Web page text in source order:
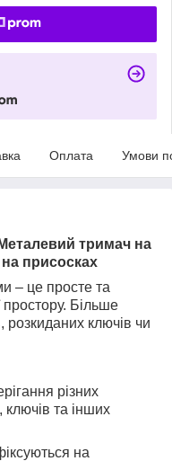
Оплата Умови
Металевий тримач на
на присосках
– це просте та
простору. Більше
розкиданих ключів чи
різних
ключів та інших
на